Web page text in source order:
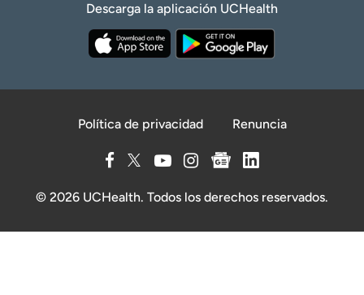
Descarga la aplicación UCHealth
Política de privacidad Renuncia
© 2026 UCHealth. Todos los derechos reservados.